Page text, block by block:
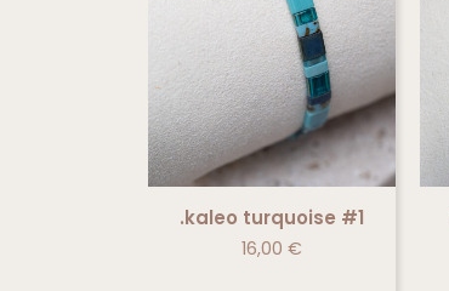
.kaleo turquoise #1
16,00 €